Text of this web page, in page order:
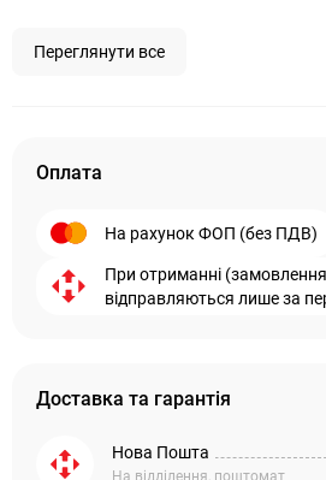
Переглянути все
Оплата
На рахунок ФОП (без ПДВ)
При отриманні
відправляються лише за
Доставка та гарантія
Нова Пошта
На відділення, поштомат